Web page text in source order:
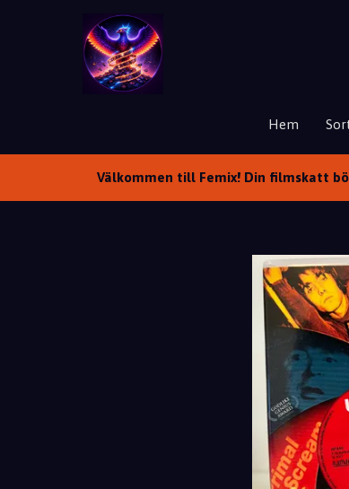
Hem
Välkommen till Femix! Din filmskatt